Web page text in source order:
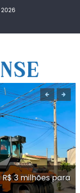
3 milhões para